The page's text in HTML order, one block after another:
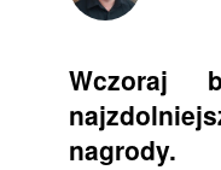
Wczoraj
nagrody.